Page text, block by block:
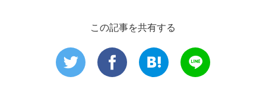
この記事を共有する